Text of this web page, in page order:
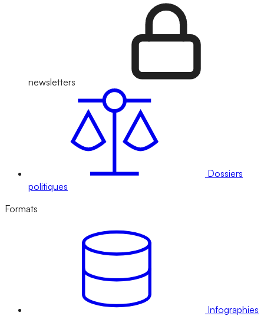
newsletters
Dossiers
politiques
Formats
Infographies